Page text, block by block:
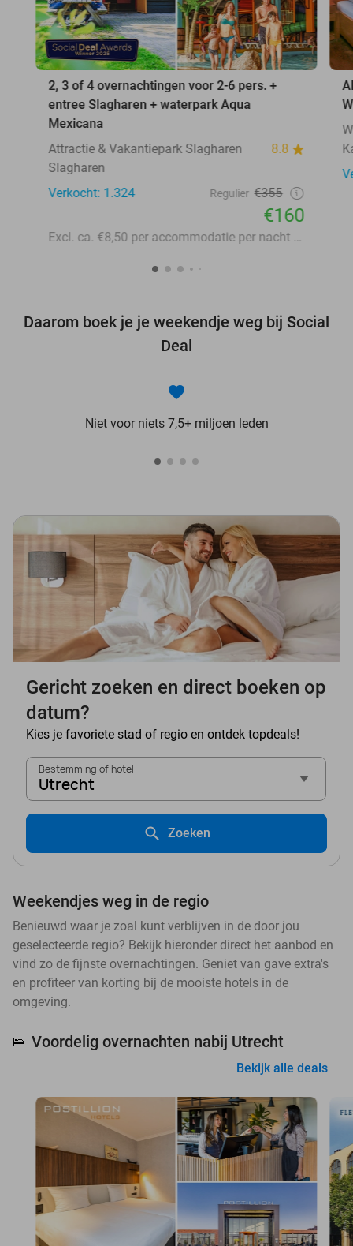
2, 3 of 4 overnachtingen voor 2-6 pers. +
entree Slagharen + waterpark Aqua
Mexicana
Attractie & Vakantiepark Slagharen
8.8
Slagharen
Verkocht: 1.324
Regulier €355
€160
Excl. ca. €8,50 per accommodatie per nacht aan lokale heffingen
Daarom boek je je weekendje weg bij Social
Deal
Niet voor niets 7,5+ miljoen leden
Gericht zoeken en direct boeken op
datum?
Kies je favoriete stad of regio en ontdek topdeals!
Bestemming of hotel
Utrecht
Zoeken
Weekendjes weg in de regio
Benieuwd waar je zoal kunt verblijven in de door jou
geselecteerde regio? Bekijk hieronder direct het aanbod en
vind zo de fijnste overnachtingen. Geniet van gave extra's
en profiteer van korting bij de mooiste hotels in de
omgeving.
🛌 Voordelig overnachten nabij Utrecht
Bekijk alle deals